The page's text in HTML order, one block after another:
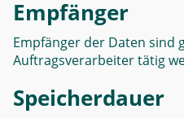
Empfänger
Empfänger der Daten sind
Auftragsverarbeiter tätig
Speicherdauer